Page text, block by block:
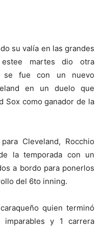
su valía en las grandes
martes dio otra
se fue con un nuevo
en un duelo que
Sox como ganador de la
Cleveland, Rocchio
la temporada con un
a bordo para ponerlos
del 6to inning.
quien terminó
y 1 carrera